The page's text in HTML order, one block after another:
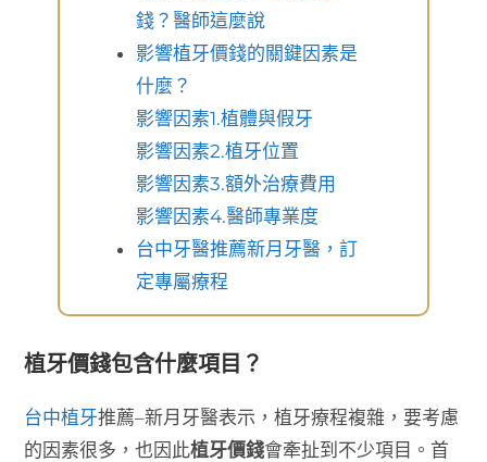
錢？醫師這麼說
影響植牙價錢的關鍵因素是
什麼？
影響因素1.植體與假牙
影響因素2.植牙位置
影響因素3.額外治療費用
影響因素4.醫師專業度
台中牙醫推薦新月牙醫，訂
定專屬療程
植牙價錢包含什麼項目？
台中植牙推薦–新月牙醫表示，植牙療程複雜，要考慮
的因素很多，也因此植牙價錢會牽扯到不少項目。首